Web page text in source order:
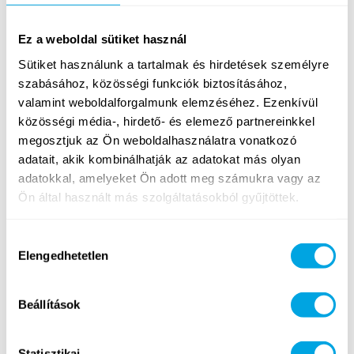
Ez a weboldal sütiket használ
Sütiket használunk a tartalmak és hirdetések személyre
szabásához, közösségi funkciók biztosításához,
valamint weboldalforgalmunk elemzéséhez. Ezenkívül
közösségi média-, hirdető- és elemező partnereinkkel
megosztjuk az Ön weboldalhasználatra vonatkozó
adatait, akik kombinálhatják az adatokat más olyan
adatokkal, amelyeket Ön adott meg számukra vagy az
Ön által használt más szolgáltatásokból gyűjtöttek.
kiválasztása
Elengedhetetlen
Beállítások
és szakmai programok A Funside táborok alapfeltétele,
tudástranszfer, illetve hogy a szabadidőt aktívan és
boldogan töltsék a gyermekek. Ennek szellemében
fontosnak tartottuk, hogy a Funside Gellért…
Tovább
INDUL A JELENTKEZÉS A 2019-ES